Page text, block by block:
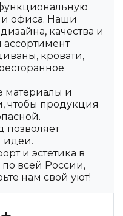
офиса. Наши
качества и
кровати,
материалы и
чтобы продукция
идеи.
и эстетика в
всей России,
нам свой уют!